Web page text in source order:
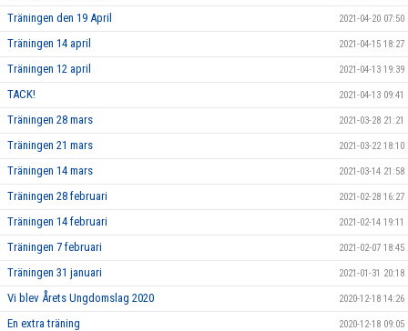
Träningen den 19 April 2021-04-20 07:50
Träningen 14 april 2021-04-15 18:27
Träningen 12 april 2021-04-13 19:39
TACK! 2021-04-13 09:41
Träningen 28 mars 2021-03-28 21:21
Träningen 21 mars 2021-03-22 18:10
Träningen 14 mars 2021-03-14 21:58
Träningen 28 februari 2021-02-28 16:27
Träningen 14 februari 2021-02-14 19:11
Träningen 7 februari 2021-02-07 18:45
Träningen 31 januari 2021-01-31 20:18
Vi blev Årets Ungdomslag 2020 2020-12-18 14:26
En extra träning 2020-12-18 09:05